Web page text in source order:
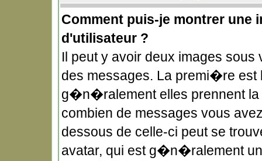
Comment puis-je montrer une
d'utilisateur ?
Il peut y avoir deux images
des messages. La premi�re
g�n�ralement elles prennent
combien de messages vous
dessous de celle-ci peut se
avatar, qui est g�n�ralement